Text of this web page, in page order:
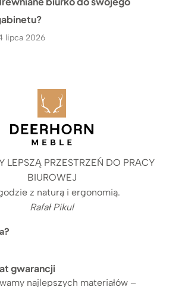
lipca 2026
LEPSZĄ PRZESTRZEŃ DO PRACY
BIUROWEJ
z naturą i ergonomią.
Rafał Pikul
gwarancji
najlepszych materiałów –